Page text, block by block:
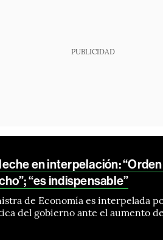
PUBLICIDAD
en interpelación:
“es indispensable”
de Economía es interpelada
del gobierno ante el aumento